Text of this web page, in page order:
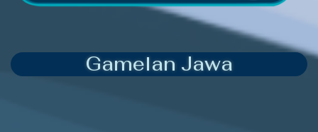
Gamelan Jawa